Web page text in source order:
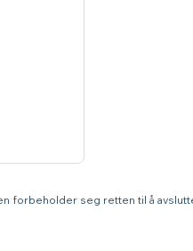
forbeholder seg retten til å